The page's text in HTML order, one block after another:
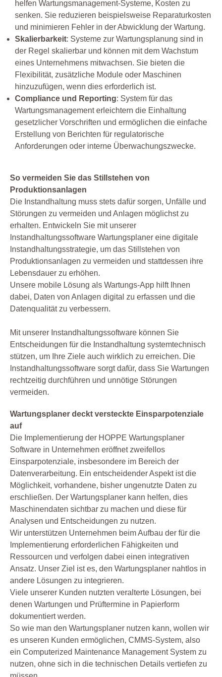
helfen Wartungsmanagement-Systeme, Kosten zu
senken. Sie reduzieren beispielsweise Reparaturkosten
und minimieren Fehler in der Abwicklung der Wartung.
Skalierbarkeit: Systeme zur Wartungsplanung sind in
der Regel skalierbar und können mit dem Wachstum
eines Unternehmens mitwachsen. Sie bieten die
Flexibilität, zusätzliche Module oder Maschinen
hinzuzufügen, wenn dies erforderlich ist.
Compliance und Reporting: System für das
Wartungsmanagement erleichtern die Einhaltung
gesetzlicher Vorschriften und ermöglichen die einfache
Erstellung von Berichten für regulatorische
Anforderungen oder interne Überwachungszwecke.
So vermeiden Sie das Stillstehen von
Produktionsanlagen
Die Instandhaltung muss stets dafür sorgen, Unfälle und
Störungen zu vermeiden und Anlagen möglichst zu
erhalten. Entwickeln Sie mit unserer
Instandhaltungssoftware Wartungsplaner eine digitale
Instandhaltungsstrategie, um das Stillstehen von
Produktionsanlagen zu vermeiden und stattdessen ihre
Lebensdauer zu erhöhen.
Unsere mobile Lösung als Wartungs-App hilft Ihnen
dabei, Daten von Anlagen digital zu erfassen und die
Datenqualität zu verbessern.
Mit unserer Instandhaltungssoftware können Sie
Entscheidungen für die Instandhaltung systemtechnisch
stützen, um Ihre Ziele auch wirklich zu erreichen. Die
Instandhaltungssoftware sorgt dafür, dass Sie Wartungen
rechtzeitig durchführen und unnötige Störungen
vermeiden.
Wartungsplaner deckt versteckte Einsparpotenziale
auf
Die Implementierung der HOPPE Wartungsplaner
Software in Unternehmen eröffnet zweifellos
Einsparpotenziale, insbesondere im Bereich der
Datenverarbeitung. Ein entscheidender Aspekt ist die
Möglichkeit, vorhandene, bisher ungenutzte Daten zu
erschließen. Der Wartungsplaner kann helfen, dies
Maschinendaten sichtbar zu machen und diese für
Analysen und Entscheidungen zu nutzen.
Wir unterstützen Unternehmen beim Aufbau der für die
Implementierung erforderlichen Fähigkeiten und
Ressourcen und verfolgen dabei einen integrativen
Ansatz. Unser Ziel ist es, den Wartungsplaner nahtlos in
andere Lösungen zu integrieren.
Viele unserer Kunden nutzten veralterte Lösungen, bei
denen Wartungen und Prüftermine in Papierform
dokumentiert werden.
So wie man den Wartungsplaner nutzen kann, wollen wir
es unseren Kunden ermöglichen, CMMS-System, also
ein Computerized Maintenance Management System zu
nutzen, ohne sich in die technischen Details vertiefen zu